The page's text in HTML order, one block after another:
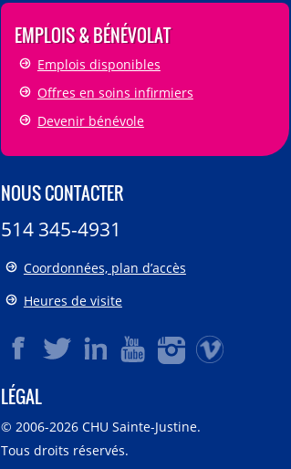
EMPLOIS & BÉNÉVOLAT
Emplois disponibles
Offres en soins infirmiers
Devenir bénévole
NOUS CONTACTER
514 345-4931
Coordonnées, plan d’accès
Heures de visite
LÉGAL
© 2006-2026CHU Sainte-Justine.
Tous droits réservés.